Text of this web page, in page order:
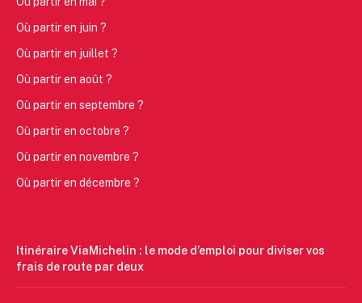
Où partir en juin ?
Où partir en juillet ?
Où partir en août ?
Où partir en septembre ?
Où partir en octobre ?
Où partir en novembre ?
Où partir en décembre ?
Itinéraire ViaMichelin : le mode d’emploi pour diviser vos
frais de route par deux